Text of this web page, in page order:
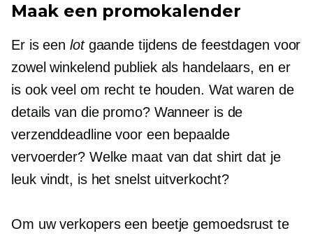
Maak een promokalender
Er is een lotgaande tijdens de feestdagen voor
zowel winkelend publiek als handelaars, en er
is ook veel om recht te houden. Wat waren de
details van die promo? Wanneer is de
verzenddeadline voor een bepaalde
vervoerder? Welke maat van dat shirt dat je
leuk vindt, is het snelst uitverkocht?
Om uw verkopers een beetje gemoedsrust te